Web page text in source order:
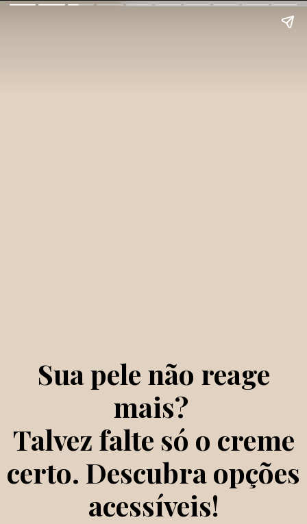
Sua pele não reage
mais?
Talvez falte só o creme
certo. Descubra opções
acessíveis!